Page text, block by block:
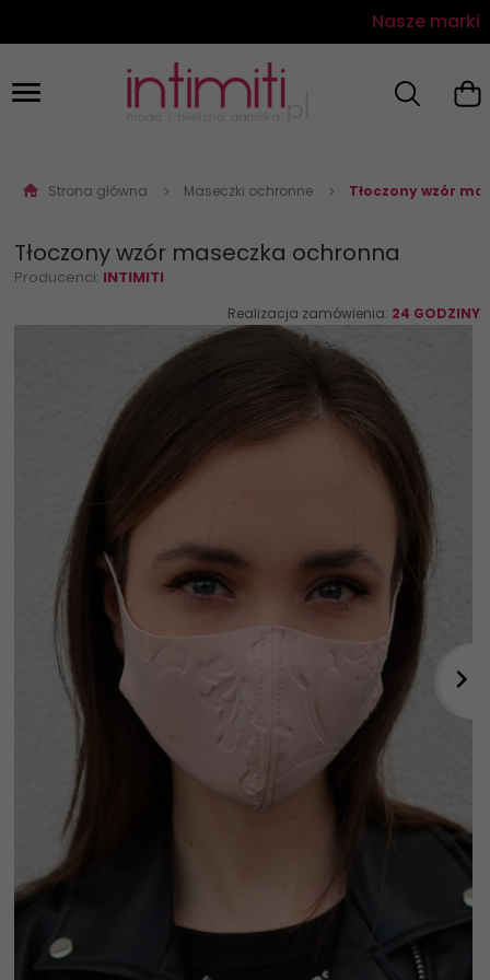
Nasze marki
Strona główna Maseczki ochronne Tłoczony wzór
Tłoczony wzór maseczka ochronna
Producenci: INTIMITI
Realizacja zamówienia: 24 GODZINY